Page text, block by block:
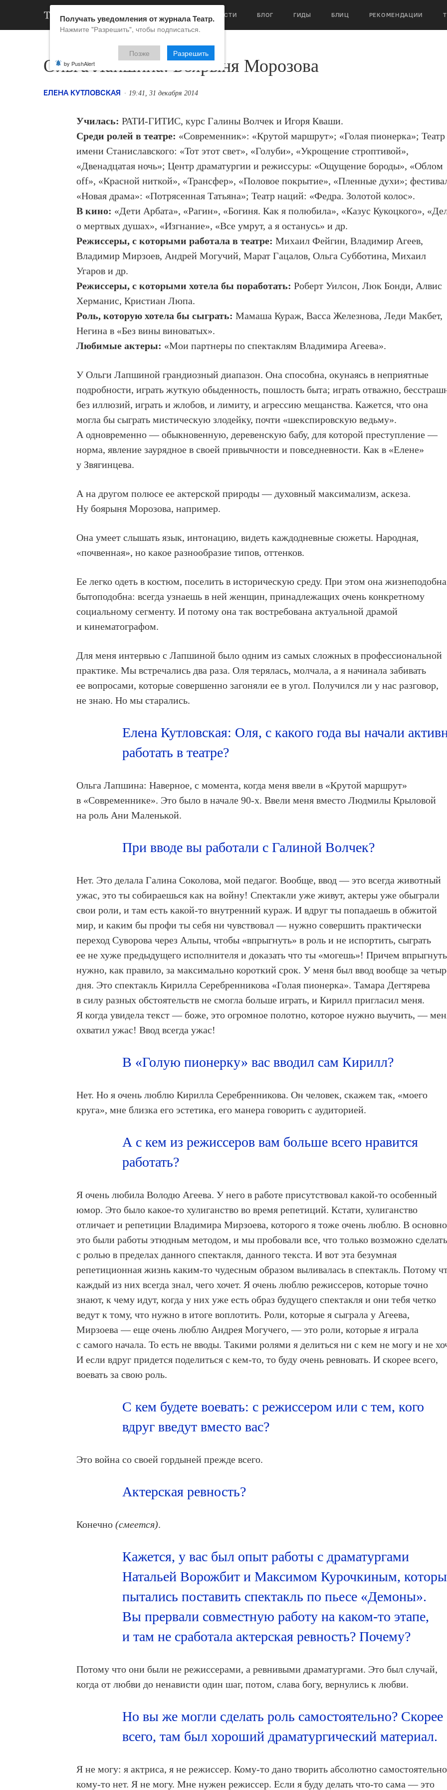
НОВОСТИ БЛОГ ГИДЫ БЛИЦ РЕКОМЕНДАЦИИ
Ольга Лапшина: Боярыня Морозова
ЕЛЕНА КУТЛОВСКАЯ 19:41, 31 декабря 2014
Училась: РАТИ-ГИТИС, курс Галины Волчек и Игоря Кваши.
Среди ролей в театре: «Современник»: «Крутой маршрут»; «Голая пионерка»; Театр
имени Станиславского: «Тот этот свет», «Голуби», «Укрощение строптивой»,
«Двенадцатая ночь»; Центр драматургии и режиссуры: «Ощущение бороды», «Облом
off», «Красной ниткой», «Трансфер», «Половое покрытие», «Пленные духи»;
«Новая драма»: «Потрясенная Татьяна»; Театр наций: «Федра. Золотой колос».
В кино: «Дети Арбата», «Рагин», «Богиня. Как я полюбила», «Казус Кукоцкого»,
о мертвых душах», «Изгнание», «Все умрут, а я останусь» и др.
Режиссеры, с которыми работала в театре: Михаил Фейгин, Владимир Агеев,
Владимир Мирзоев, Андрей Могучий, Марат Гацалов, Ольга Субботина, Михаил
Угаров и др.
Режиссеры, с которыми хотела бы поработать: Роберт Уилсон, Люк Бонди, Алвис
Херманис, Кристиан Люпа.
Роль, которую хотела бы сыграть: Мамаша Кураж, Васса Железнова, Леди Макбет,
Негина в «Без вины виноватых».
Любимые актеры: «Мои партнеры по спектаклям Владимира Агеева».
У Ольги Лапшиной грандиозный диапазон. Она способна, окунаясь в неприятные
подробности, играть жуткую обыденность, пошлость быта; играть отважно,
без иллюзий, играть и жлобов, и лимиту, и агрессию мещанства. Кажется, что она
могла бы сыграть мистическую злодейку, почти «шекспировскую ведьму».
А одновременно — обыкновенную, деревенскую бабу, для которой преступление —
норма, явление заурядное в своей привычности и повседневности. Как в «Елене»
у Звягинцева.
А на другом полюсе ее актерской природы — духовный максимализм, аскеза.
Ну боярыня Морозова, например.
Она умеет слышать язык, интонацию, видеть каждодневные сюжеты. Народная,
«почвенная», но какое разнообразие типов, оттенков.
Ее легко одеть в костюм, поселить в историческую среду. При этом она
бытоподобна: всегда узнаешь в ней женщин, принадлежащих очень конкретному
социальному сегменту. И потому она так востребована актуальной драмой
и кинематографом.
Для меня интервью c Лапшиной было одним из самых сложных в профессиональной
практике. Мы встречались два раза. Оля терялась, молчала, а я начинала забивать
ее вопросами, которые совершенно загоняли ее в угол. Получился ли у нас разговор,
не знаю. Но мы старались.
Елена Кутловская: Оля, с какого года вы начали
работать в театре?
Ольга Лапшина: Наверное, с момента, когда меня ввели в «Крутой маршрут»
в «Современнике». Это было в начале 90-х. Ввели меня вместо Людмилы Крыловой
на роль Ани Маленькой.
При вводе вы работали с Галиной Волчек?
Нет. Это делала Галина Соколова, мой педагог. Вообще, ввод — это всегда животный
ужас, это ты собираешься как на войну! Спектакли уже живут, актеры уже обыграли
свои роли, и там есть какой-то внутренний кураж. И вдруг ты попадаешь в обжитой
мир, и каким бы профи ты себя ни чувствовал — нужно совершить практически
переход Суворова через Альпы, чтобы «впрыгнуть» в роль и не испортить, сыграть
ее не хуже предыдущего исполнителя и доказать что ты «могешь»! Причем впрыгнуть
нужно, как правило, за максимально короткий срок. У меня был ввод вообще за
дня. Это спектакль Кирилла Серебренникова «Голая пионерка». Тамара Дегтярева
в силу разных обстоятельств не смогла больше играть, и Кирилл пригласил меня.
Я когда увидела текст — боже, это огромное полотно, которое нужно выучить, —
охватил ужас! Ввод всегда ужас!
В «Голую пионерку» вас вводил сам Кирилл?
Нет. Но я очень люблю Кирилла Серебренникова. Он человек, скажем так, «моего
круга», мне близка его эстетика, его манера говорить с аудиторией.
А с кем из режиссеров вам больше всего нравится
работать?
Я очень любила Володю Агеева. У него в работе присутствовал какой-то особенный
юмор. Это было какое-то хулиганство во время репетиций. Кстати, хулиганство
отличает и репетиции Владимира Мирзоева, которого я тоже очень люблю. В
это были работы этюдным методом, и мы пробовали все, что только возможно
с ролью в пределах данного спектакля, данного текста. И вот эта безумная
репетиционная жизнь каким-то чудесным образом выливалась в спектакль. Потому
каждый из них всегда знал, чего хочет. Я очень люблю режиссеров, которые точно
знают, к чему идут, когда у них уже есть образ будущего спектакля и они тебя четко
ведут к тому, что нужно в итоге воплотить. Роли, которые я сыграла у Агеева,
Мирзоева — еще очень люблю Андрея Могучего, — это роли, которые я играла
с самого начала. То есть не вводы. Такими ролями я делиться ни с кем не могу и не
И если вдруг придется поделиться с кем-то, то буду очень ревновать. И скорее всего,
воевать за свою роль.
С кем будете воевать: с режиссером или с тем, кого
вдруг введут вместо вас?
Это война со своей гордыней прежде всего.
Актерская ревность?
Конечно(смеется).
Кажется, у вас был опыт работы с драматургами
Натальей Ворожбит и Максимом Курочкиным,
пытались поставить спектакль по пьесе «Демоны».
Вы прервали совместную работу на каком-то этапе,
и там не сработала актерская ревность? Почему?
Потому что они были не режиссерами, а ревнивыми драматургами. Это был случай,
когда от любви до ненависти один шаг, потом, слава богу, вернулись к любви.
Но вы же могли сделать роль самостоятельно? Скорее
всего, там был хороший драматургический материал.
Я не могу: я актриса, я не режиссер. Кому-то дано творить абсолютно
кому-то нет. Я не могу. Мне нужен режиссер. Если я буду делать что-то сама — это
Получать уведомления от журнала Театр.
Нажмите "Разрешить", чтобы подписаться.
Позже Разрешить
by PushAlert